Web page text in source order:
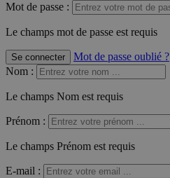
Mot de passe :
Le champs mot de passe est requis
Se connecter
Mot de passe oublié ?
Nom :
Le champs Nom est requis
Prénom :
Le champs Prénom est requis
E-mail :